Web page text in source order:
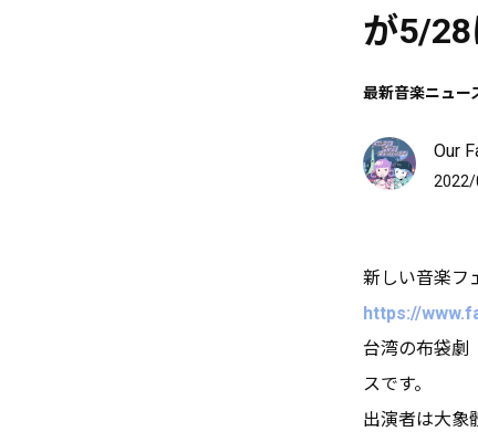
が5/
最新音楽ニュ
Our
2022/
新しい音楽フ
https://
台湾の布袋劇
スです。
出演者は大象